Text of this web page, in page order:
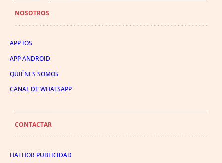
NOSOTROS
APP IOS
APP ANDROID
QUIÉNES SOMOS
CANAL DE WHATSAPP
CONTACTAR
HATHOR PUBLICIDAD